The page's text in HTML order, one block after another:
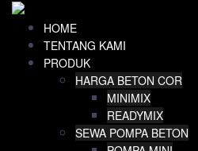
Skip
content
HOME
TENTANG KAMI
PRODUK
HARGA BETON COR
MINIMIX
READYMIX
SEWA POMPA BETON